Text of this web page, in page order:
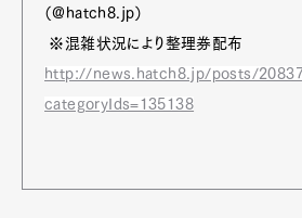
（@hatch8.jp）
※混雑状況により整理券配布
http://news.hatch8.jp/posts/
categoryIds=135138